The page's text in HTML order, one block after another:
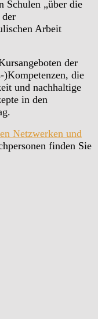
Schulen „über die
der
Arbeit
der
die
und nachhaltige
in den
Netzwerken und
finden Sie